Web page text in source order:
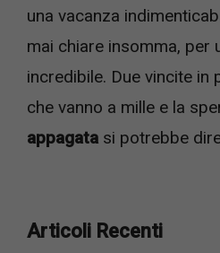
una vacanza
mai chiare insomma, per
incredibile. Due vincite in
che vanno a mille e la
appagata si potrebbe
Articoli Recenti